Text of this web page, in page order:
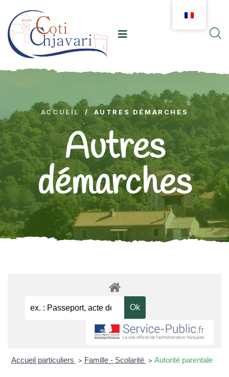
ACCUEIL / AUTRES DÉMARCHES
Autres
démarches
Accueil particuliers > Famille - Scolarité > Autorité parentale